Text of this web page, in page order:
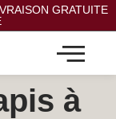
GRATUITE
à